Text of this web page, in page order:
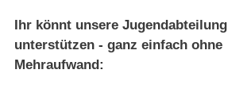
Ihr könnt unsere Jugendabteilung
unterstützen - ganz einfach ohne
Mehraufwand: